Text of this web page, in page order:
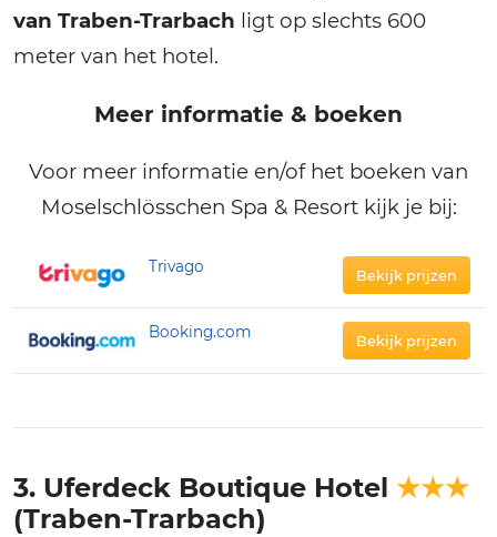
van Traben-Trarbach ligt op slechts 600
meter van het hotel.
Meer informatie & boeken
Voor meer informatie en/of het boeken van
Moselschlösschen Spa & Resort kijk je bij:
Trivago Bekijk prijzen
Booking.com Bekijk prijzen
3. Uferdeck Boutique Hotel ★★★
(Traben-Trarbach)